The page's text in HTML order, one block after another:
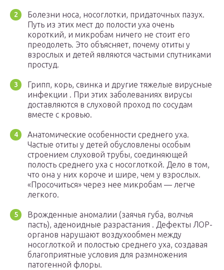
Болезни носа, носоглотки, придаточных пазух.
Путь из этих мест до полости уха очень
короткий, и микробам ничего не стоит его
преодолеть. Это объясняет, почему отиты у
взрослых и детей являются частыми спутниками
простуд.
Грипп, корь, свинка и другие тяжелые вирусные
инфекции . При этих заболеваниях вирусы
доставляются в слуховой проход по сосудам
вместе с кровью.
Анатомические особенности среднего уха.
Частые отиты у детей обусловлены особым
строением слуховой трубы, соединяющей
полость среднего уха с носоглоткой. Дело в том,
что она у них короче и шире, чем у взрослых.
«Просочиться» через нее микробам — легче
легкого.
Врожденные аномалии (заячья губа, волчья
пасть), аденоидные разрастания . Дефекты ЛОР-
органов нарушают воздухообмен между
носоглоткой и полостью среднего уха, создавая
благоприятные условия для размножения
патогенной флоры.